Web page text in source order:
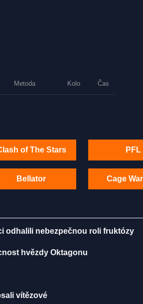
Metoda Kolo Čas
of The Stars PFL
Bellator Cage
odhalili nebezpečnou roli fruktózy
hvězdy Oktagonu
vítězové